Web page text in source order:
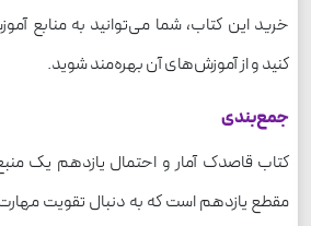
خرید این کتاب، شما می‌توانید به منابع
کنید و از آموزش‌های آن بهره‌مند شوید.
جمع‌بندی
کتاب قاصدک آمار و احتمال یازدهم یک
مقطع یازدهم است که به دنبال تقویت